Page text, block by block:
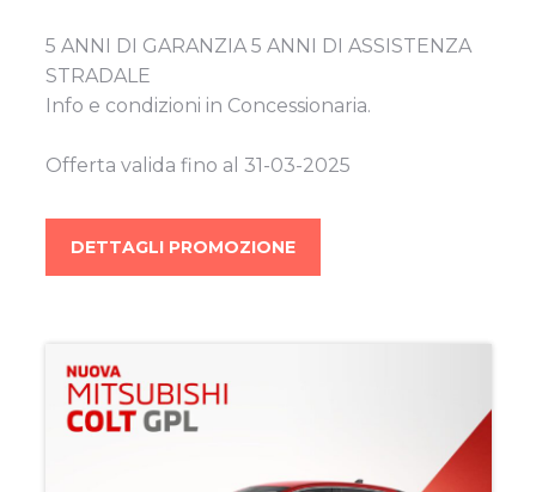
5 ANNI DI GARANZIA 5 ANNI DI ASSISTENZA
STRADALE
Info e condizioni in Concessionaria.
Offerta valida fino al 31-03-2025
DETTAGLI PROMOZIONE